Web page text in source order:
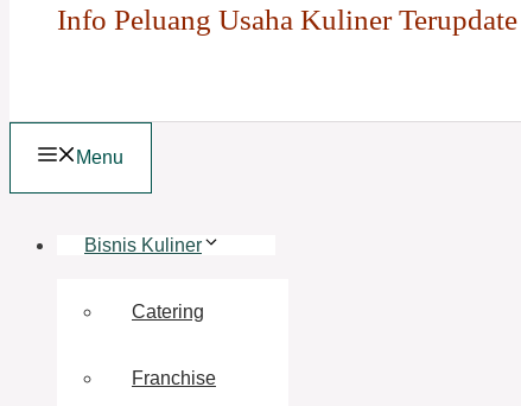
Info Peluang Usaha Kuliner Terupdate
Menu
Bisnis Kuliner
Catering
Franchise